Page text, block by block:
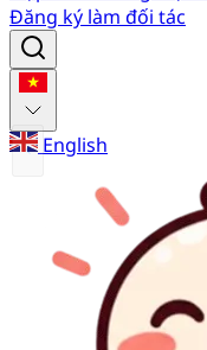
Đăng ký làm đối tác
English